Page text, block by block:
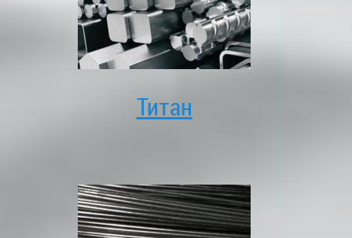
Титан